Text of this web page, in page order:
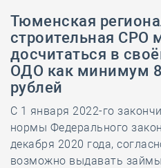
Тюменская
строительная СРО
досчитаться в
ОДО как минимум
рублей
С 1 января 2022-го
нормы Федерального
декабря 2020 года,
возможно выдавать